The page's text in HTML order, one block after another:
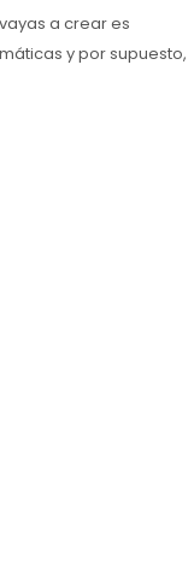
a crear es
y por supuesto,